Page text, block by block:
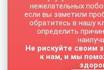
нежелательных
если вы заметили
обратитесь в нашу
определить
Не рискуйте своим
к нам, и мы